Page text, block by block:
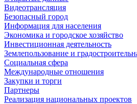
Видеотрансляция
Безопасный город
Информация для населения
Экономика и городское хозяйство
Инвестиционная деятельность
Землепользование и
Социальная сфера
Международные отношения
Закупки и торги
Партнеры
Реализация национальных проектов